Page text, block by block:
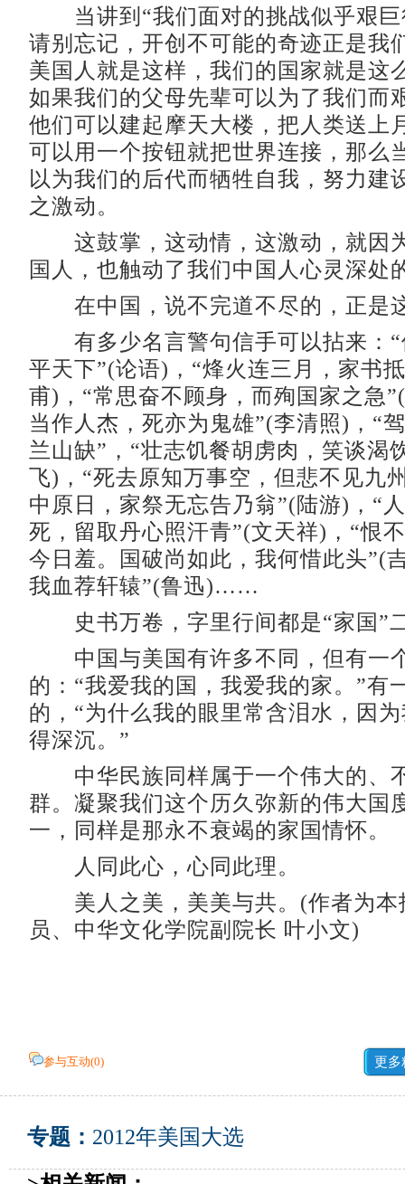
当讲到“我们面对的挑战似乎艰巨
请别忘记，开创不可能的奇迹正是我
美国人就是这样，我们的国家就是这
如果我们的父母先辈可以为了我们而
他们可以建起摩天大楼，把人类送上
可以用一个按钮就把世界连接，那么
以为我们的后代而牺牲自我，努力建
之激动。
这鼓掌，这动情，这激动，就因
国人，也触动了我们中国人心灵深处
在中国，说不完道不尽的，正是
有多少名言警句信手可以拈来：“
平天下”(论语)，“烽火连三月，家书
甫)，“常思奋不顾身，而殉国家之急
当作人杰，死亦为鬼雄”(李清照)，“
兰山缺”，“壮志饥餐胡虏肉，笑谈渴
飞)，“死去原知万事空，但悲不见九
中原日，家祭无忘告乃翁”(陆游)，“
死，留取丹心照汗青”(文天祥)，“恨
今日羞。国破尚如此，我何惜此头”(
我血荐轩辕”(鲁迅)……
史书万卷，字里行间都是“家国”
中国与美国有许多不同，但有一
的：“我爱我的国，我爱我的家。”有
的，“为什么我的眼里常含泪水，因
得深沉。”
中华民族同样属于一个伟大的、
群。凝聚我们这个历久弥新的伟大国
一，同样是那永不衰竭的家国情怀。
人同此心，心同此理。
美人之美，美美与共。(作者为本
员、中华文化学院副院长 叶小文)
参与互动(0) 更多
专题： 2012年美国大选